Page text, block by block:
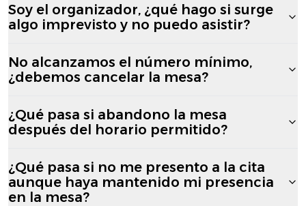
Soy el organizador, ¿qué hago si surge
algo imprevisto y no puedo asistir?
No alcanzamos el número mínimo,
¿debemos cancelar la mesa?
¿Qué pasa si abandono la mesa
después del horario permitido?
¿Qué pasa si no me presento a la cita
aunque haya mantenido mi presencia
en la mesa?